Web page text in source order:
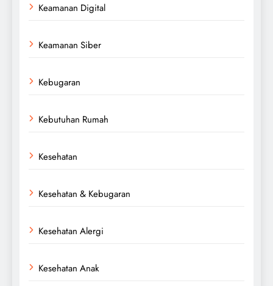
Keamanan Digital
Keamanan Siber
Kebugaran
Kebutuhan Rumah
Kesehatan
Kesehatan & Kebugaran
Kesehatan Alergi
Kesehatan Anak